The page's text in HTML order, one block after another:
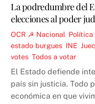
La podredumbre del
elecciones al poder
OCR ☭ Nacional Política
estado burgues INE ,
votes ,Todos a votar
El Estado defiende
país sin justicia. Todo
económica en que